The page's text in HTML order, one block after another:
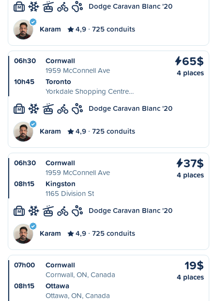
M Dodge Caravan Blanc '20
Karam 4,9 725 conduits
06h30
Cornwall
1959 McConnell Ave
10h45
Toronto
Yorkdale Shopping Centre…
65$
4 places
M Dodge Caravan Blanc '20
Karam 4,9 725 conduits
06h30
Cornwall
1959 McConnell Ave
08h15
Kingston
1165 Division St
37$
4 places
M Dodge Caravan Blanc '20
Karam 4,9 725 conduits
07h00
Cornwall
Cornwall, ON, Canada
08h15
Ottawa
Ottawa, ON, Canada
19$
4 places